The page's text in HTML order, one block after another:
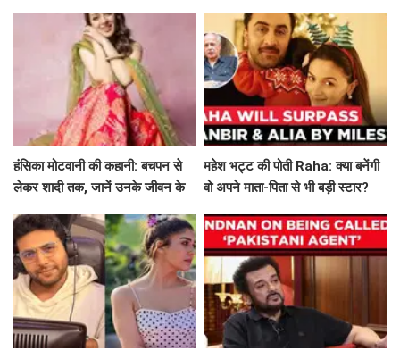
हंसिका मोटवानी की कहानी: बचपन से
लेकर शादी तक, जानें उनके जीवन के
महेश भट्ट की पोती Raha: क्या बनेंगी
वो अपने माता-पिता से भी बड़ी स्टार?